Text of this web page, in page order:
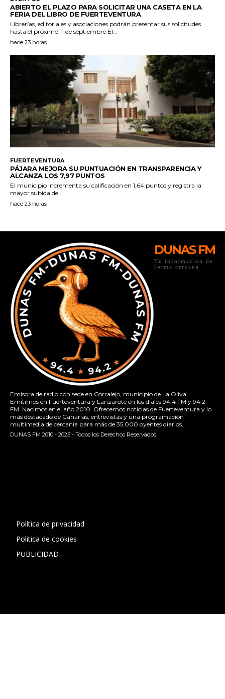
DUNAS FM
Tu informacion de
forma cercana
Emisora de radio con sede en Corralejo, municipio de La Oliva.
Emitimos en Fuerteventura y Lanzarote en los diales 94.4 FM y 94.2
FM. Nacimos en el año 2010. Ofrecemos noticias de Fuerteventura y lo
más destacado de Canarias, entrevistas y una programación
multimedia de cercanía para más de 35.000 oyentes diarios.
DUNAS FM 2010 - 2025 - Todos los Derechos Reservados.
Política de privacidad
Politica de cookies
PUBLICIDAD